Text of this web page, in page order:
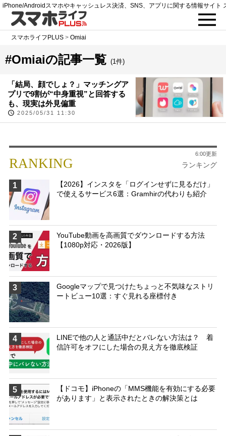
iPhone/Androidスマホやキャッシュレス決済、SNS、アプリに関する情報サイト
スマホライフPLUS >Omiai
#Omiaiの記事一覧 (1件)
「結局、顔でしょ？」マッチングア
プリで9割が“中身重視”と回答する
も、現実は外見偏重
2025/05/31 11:30
RANKING ランキング
6:00更新
1
【2026】インスタを「ログインせずに見るだけ」
で使えるサービス6選：Gramhirの代わりも紹介
2
YouTube動画を高画質でダウンロードする方法
【1080p対応・2026版】
3
Googleマップで見つけたちょっと不気味なストリ
ートビュー10選：すぐ見れる座標付き
4
LINEで他の人と通話中だとバレない方法は？ 着
信許可をオフにした場合の見え方を徹底検証
5
【ドコモ】iPhoneの「MMS機能を有効にする必要
があります」と表示されたときの解決策とは